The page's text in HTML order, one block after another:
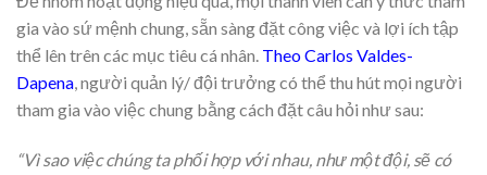
gia vào sứ mệnh chung, sẵn sàng đặt công việc và lợi ích tập
thể lên trên các mục tiêu cá nhân. Theo Carlos Valdes-
Dapena, người quản lý/ đội trưởng có thể thu hút mọi người
tham gia vào việc chung bằng cách đặt câu hỏi như sau:
“Vì sao việc chúng ta phối hợp với nhau, như một đội, sẽ có